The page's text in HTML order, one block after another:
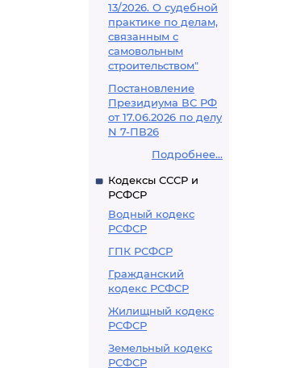
13/2026. О судебной
практике по делам,
связанным с
самовольным
строительством"
Постановление
Президиума ВС РФ
от 17.06.2026 по делу
N 7-ПВ26
Подробнее...
Кодексы СССР и
РСФСР
Водный кодекс
РСФСР
ГПК РСФСР
Гражданский
кодекс РСФСР
Жилищный кодекс
РСФСР
Земельный кодекс
РСФСР